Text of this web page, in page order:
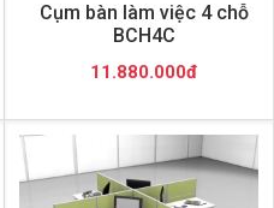
Cụm bàn làm việc 4 chỗ
BCH4C
11.880.000đ